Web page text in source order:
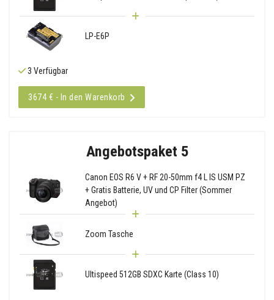
LP-E6P
3 Verfügbar
3674 € - In den Warenkorb
Angebotspaket 5
Canon EOS R6 V + RF 20-50mm f4 L IS USM PZ
+ Gratis Batterie, UV und CP Filter (Sommer
Angebot)
Zoom Tasche
Ultispeed 512GB SDXC Karte (Class 10)